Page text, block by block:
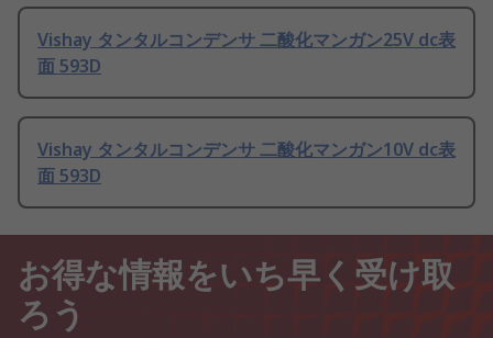
Vishay タンタルコンデンサ 二酸化マンガン25V dc表
面 593D
Vishay タンタルコンデンサ 二酸化マンガン10V dc表
面 593D
お得な情報をいち早く受け取
ろう